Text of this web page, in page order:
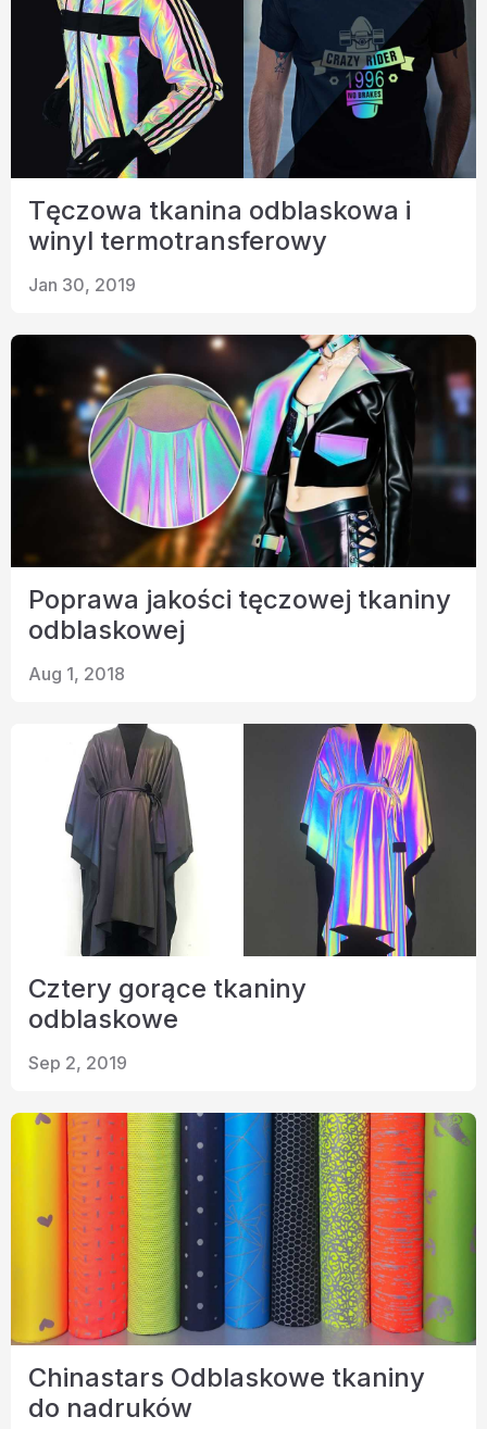
Tęczowa tkanina odblaskowa i
winyl termotransferowy
Jan 30, 2019
Poprawa jakości tęczowej tkaniny
odblaskowej
Aug 1, 2018
Cztery gorące tkaniny
odblaskowe
Sep 2, 2019
Chinastars Odblaskowe tkaniny
do nadruków